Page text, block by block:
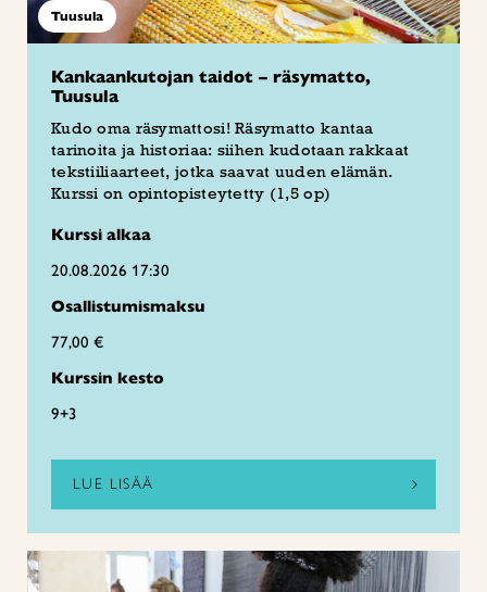
Tuusula
Kankaankutojan taidot – räsymatto,
Tuusula
Kudo oma räsymattosi! Räsymatto kantaa
tarinoita ja historiaa: siihen kudotaan rakkaat
tekstiiliaarteet, jotka saavat uuden elämän.
Kurssi on opintopisteytetty (1,5 op)
Kurssi alkaa
20.08.2026 17:30
Osallistumismaksu
77,00 €
Kurssin kesto
9+3
LUE LISÄÄ